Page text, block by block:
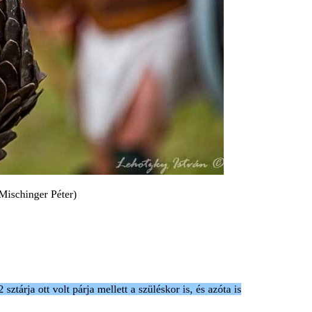
Péter)
sztárja ott volt párja mellett a szüléskor is, és azóta is